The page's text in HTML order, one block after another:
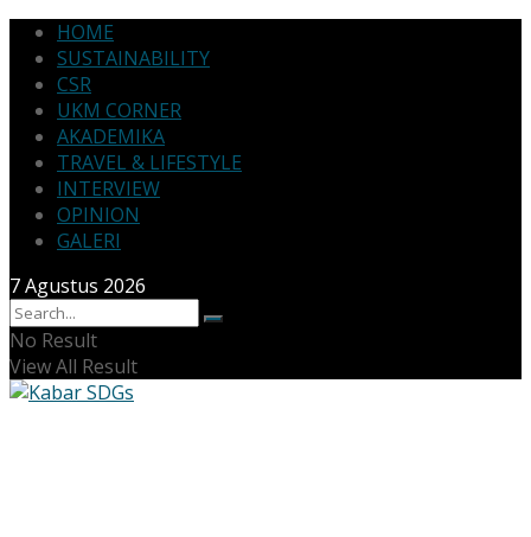
HOME
SUSTAINABILITY
CSR
UKM CORNER
AKADEMIKA
TRAVEL & LIFESTYLE
INTERVIEW
OPINION
GALERI
7 Agustus 2026
No Result
View All Result